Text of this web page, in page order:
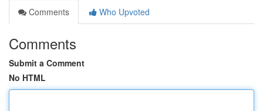
Comments
Who Upvoted
Comments
Submit a Comment
No HTML